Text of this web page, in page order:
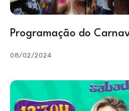
Programação do
08/02/2024